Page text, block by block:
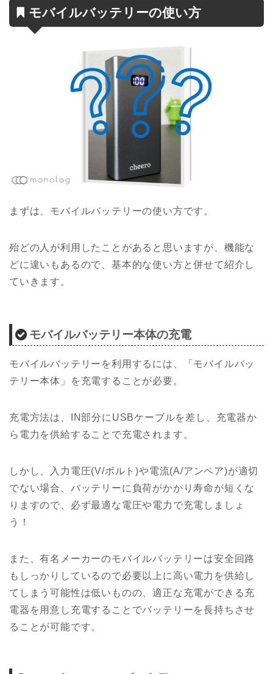
モバイルバッテリーの使い方
まずは、モバイルバッテリーの使い方です。
殆どの人が利用したことがあると思いますが、機能な
どに違いもあるので、基本的な使い方と併せて紹介し
ていきます。
モバイルバッテリー本体の充電
モバイルバッテリーを利用するには、「モバイルバッ
テリー本体」を充電することが必要。
充電方法は、IN部分にUSBケーブルを差し、充電器か
ら電力を供給することで充電されます。
しかし、入力電圧(V/ボルト)や電流(A/アンペア)が適切
でない場合、バッテリーに負荷がかかり寿命が短くな
りますので、必ず最適な電圧や電力で充電しましょ
う！
また、有名メーカーのモバイルバッテリーは安全回路
もしっかりしているので必要以上に高い電力を供給し
てしまう可能性は低いものの、適正な充電ができる充
電器を用意し充電することでバッテリーを長持ちさせ
ることが可能です。